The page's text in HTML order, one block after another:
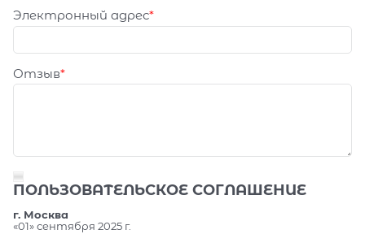
Электронный адрес
Отзыв
ПОЛЬЗОВАТЕЛЬСКОЕ СОГЛАШЕНИЕ
г. Москва
«01» сентября 2025 г.